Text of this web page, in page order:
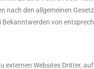
nach den allgemeinen
von
externen Websites Dritter,